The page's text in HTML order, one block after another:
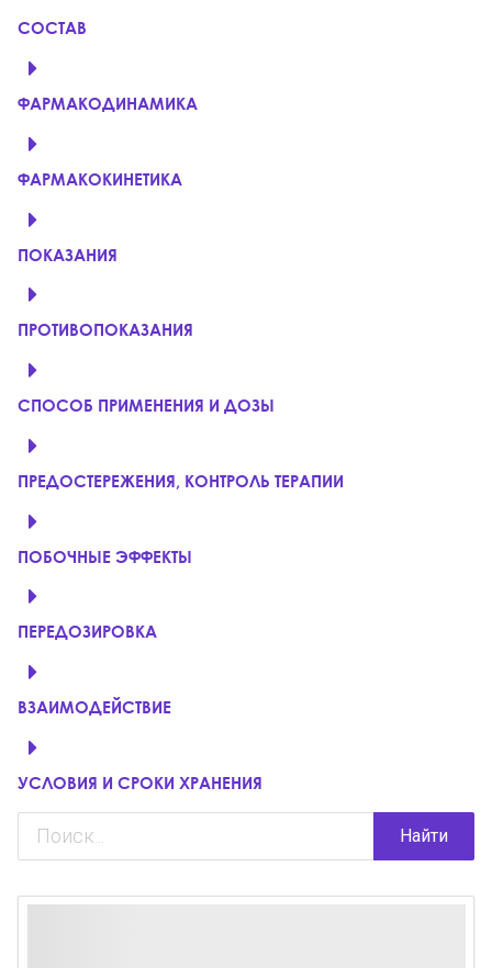
СОСТАВ
ФАРМАКОДИНАМИКА
ФАРМАКОКИНЕТИКА
ПОКАЗАНИЯ
ПРОТИВОПОКАЗАНИЯ
СПОСОБ ПРИМЕНЕНИЯ И ДОЗЫ
ПРЕДОСТЕРЕЖЕНИЯ, КОНТРОЛЬ ТЕРАПИИ
ПОБОЧНЫЕ ЭФФЕКТЫ
ПЕРЕДОЗИРОВКА
ВЗАИМОДЕЙСТВИЕ
УСЛОВИЯ И СРОКИ ХРАНЕНИЯ
Найти